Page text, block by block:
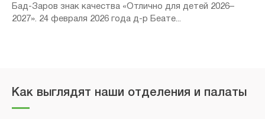
Бад-Заров знак качества «Отлично для детей 2026–
2027». 24 февраля 2026 года д-р Беате...
Как выглядят наши отделения и палаты